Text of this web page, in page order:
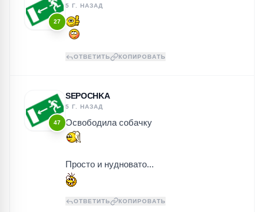
27
5 Г. НАЗАД
ОТВЕТИТЬ КОПИРОВАТЬ
47
SEPOCHKA
5 Г. НАЗАД
Освободила собачку
Просто и нудновато...
ОТВЕТИТЬ КОПИРОВАТЬ